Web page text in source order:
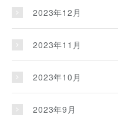
2023年12月
2023年11月
2023年10月
2023年9月